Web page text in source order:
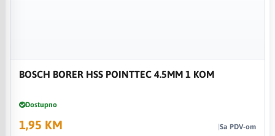
BOSCH BORER HSS POINTTEC 4.5MM 1 KOM
Dostupno
1,95 KM Sa PDV-om